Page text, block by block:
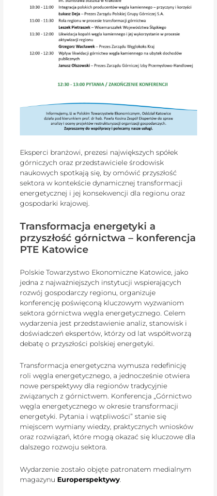
Eksperci branżowi, prezesi największych spółek
górniczych oraz przedstawiciele środowisk
naukowych spotkają się, by omówić przyszłość
sektora w kontekście dynamicznej transformacji
energetycznej i jej konsekwencji dla regionu oraz
gospodarki krajowej.
Transformacja energetyki a
przyszłość górnictwa – konferencja
PTE Katowice
Polskie Towarzystwo Ekonomiczne Katowice, jako
jedna z najważniejszych instytucji wspierających
rozwój gospodarczy regionu, organizuje
konferencję poświęconą kluczowym wyzwaniom
sektora górnictwa węgla energetycznego. Celem
wydarzenia jest przedstawienie analiz, stanowisk i
doświadczeń ekspertów, którzy od lat współtworzą
debatę o przyszłości polskiej energetyki.
Transformacja energetyczna wymusza redefinicję
roli węgla energetycznego, a jednocześnie otwiera
nowe perspektywy dla regionów tradycyjnie
związanych z górnictwem. Konferencja „Górnictwo
węgla energetycznego w okresie transformacji
energetyki. Pytania i wątpliwości” stanie się
miejscem wymiany wiedzy, praktycznych wniosków
oraz rozwiązań, które mogą okazać się kluczowe dla
dalszego rozwoju sektora.
Wydarzenie zostało objęte patronatem medialnym
magazynu Europerspektywy.